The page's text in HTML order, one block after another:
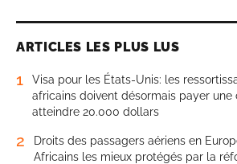
ARTICLES LES PLUS LUS
1
Visa pour les États-Unis: les
africains doivent désormais payer une
atteindre 20.000 dollars
2
Droits des passagers aériens en
Africains les mieux protégés par la